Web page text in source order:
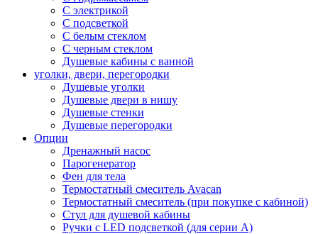
С электрикой
С подсветкой
С белым стеклом
С черным стеклом
Душевые кабины с ванной
уголки, двери, перегородки
Душевые уголки
Душевые двери в нишу
Душевые стенки
Душевые перегородки
Опции
Дренажный насос
Парогенератор
Фен для тела
Термостатный смеситель Avacan
Термостатный смеситель (при покупке с кабиной)
Стул для душевой кабины
Ручки с LED подсветкой (для серии A)